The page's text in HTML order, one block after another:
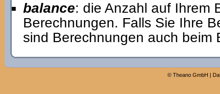
balance: die Anzahl auf Ihrem
Berechnungen. Falls Sie Ihre
sind Berechnungen auch beim
© Theano GmbH |